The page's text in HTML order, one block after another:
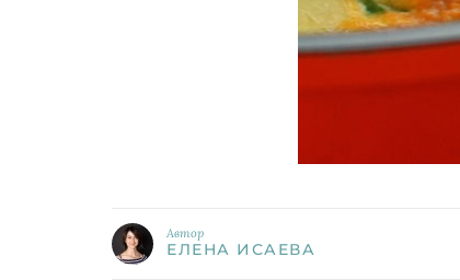
Автор
ЕЛЕНА ИСАЕВА